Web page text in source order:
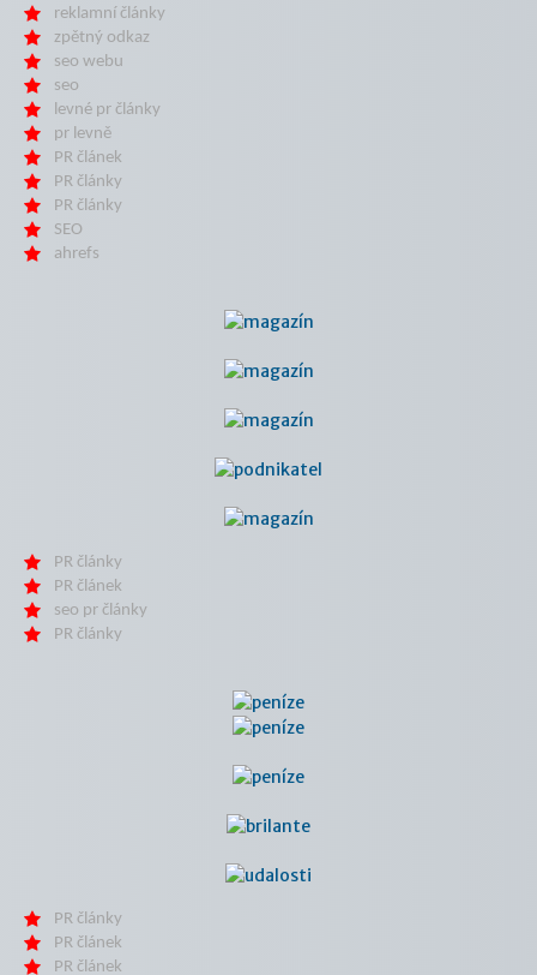
reklamní články
zpětný odkaz
seo webu
seo
levné pr články
pr levně
PR článek
PR články
PR články
SEO
ahrefs
PR články
PR článek
seo pr články
PR články
PR články
PR článek
PR článek